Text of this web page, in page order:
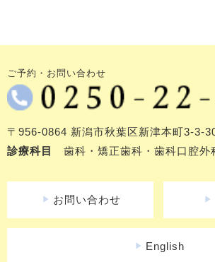
ご予約・お問い合わせ
〒956-0864 新潟市秋葉区新津本町3-3-
診療科目
歯科・矯正歯科・歯科口腔外
play_arrow お問い合わせ play_arrow
play_arrow English